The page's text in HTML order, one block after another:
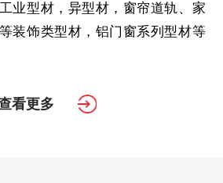
业型材，异型材，窗帘道轨、家
装饰类型材，铝门窗系列型材等
看更多